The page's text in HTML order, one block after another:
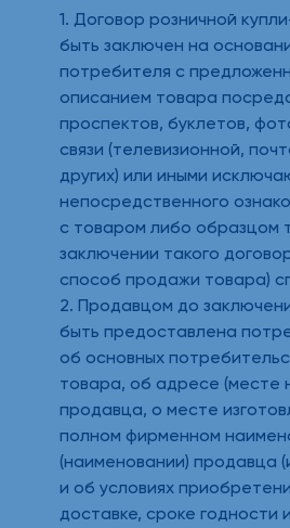
1. Договор розничной
быть заключен на
потребителя с
описанием товара
проспектов, буклетов,
связи (телевизионной,
других) или иными
непосредственного
с товаром либо образцом
заключении такого
способ продажи товара)
2. Продавцом до
быть предоставлена
об основных
товара, об адресе (месте
продавца, о месте
полном фирменном
(наименовании) продавца
и об условиях
доставке, сроке годности